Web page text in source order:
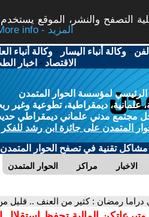
التصفح والنشر، الموقع
More info - المزيد
-وكالة أنباء اليسار -وكالة أنباء
الاقتصاد - اخبار
الرئيسي لمؤسسة الحوار المتمدن
علمانية، ديمقراطية، تطوعية وغير
مجتمع مدني علماني ديمقراطي حديث
المتمدن على جائزة ابن رشد للفكر
مشاكل تقنية في تصفح الحوار المتمدن
الحوار المتمدن مراكز الاخبار
رمضان : كثير من العنف .. قليل